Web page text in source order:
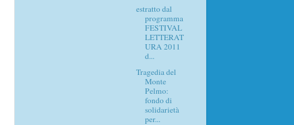
estratto dal
programma
FESTIVAL
LETTERAT
URA 2011
d...
Tragedia del
Monte
Pelmo:
fondo di
solidarietà
per...